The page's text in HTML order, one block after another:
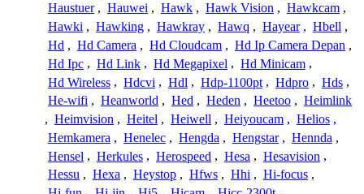
Haustuer , Hauwei , Hawk , Hawk Vision , Hawkcam ,
Hawki , Hawking , Hawkray , Hawq , Hayear , Hbell ,
Hd , Hd Camera , Hd Cloudcam , Hd Ip Camera Depan ,
Hd Ipc , Hd Link , Hd Megapixel , Hd Minicam ,
Hd Wireless , Hdcvi , Hdl , Hdp-1100pt , Hdpro , Hds ,
He-wifi , Heanworld , Hed , Heden , Heetoo , Heimlink
, Heimvision , Heitel , Heiwell , Heiyoucam , Helios ,
Hemkamera , Henelec , Hengda , Hengstar , Hennda ,
Hensel , Herkules , Herospeed , Hesa , Hesavision ,
Hessu , Hexa , Heystop , Hfws , Hhi , Hi-focus ,